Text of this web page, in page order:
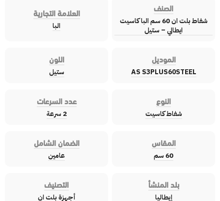
الصنف
شفاط بلت ان 60 سم البا كاسيت
ايطالي – ستيل
العلامة التجارية
البا
الموديل
AS S3PLUS60STEEL
اللون
ستيل
النوع
شفاط كاسيت
عدد السرعات
2 سرعة
المقاس
60 سم
الضمان الشامل
عامين
بلد المنشأ
إيطاليا
التصنيف
أجهزة بلت ان